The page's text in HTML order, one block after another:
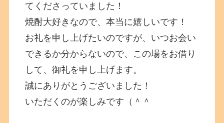
てくださっていました！
焼酎大好きなので、本当に嬉しいです！
お礼を申し上げたいのですが、いつお会い
できるか分からないので、この場をお借り
して、御礼を申し上げます。
誠にありがとうございました！
いただくのが楽しみです（＾＾